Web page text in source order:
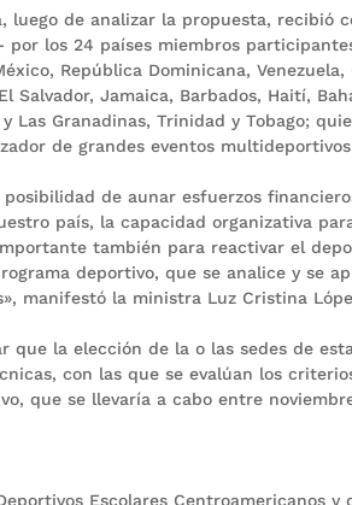
luego de analizar la propuesta,
por los 24 países miembros
República Dominicana,
Salvador, Jamaica, Barbados, Haití,
Las Granadinas, Trinidad y Tobago;
de grandes eventos
posibilidad de aunar esfuerzos
país, la capacidad organizativa
también para reactivar el
deportivo, que se analice y se
manifestó la ministra Luz Cristina
que la elección de la o las sedes de
con las que se evalúan los
que se llevaría a cabo entre
Escolares Centroamericanos